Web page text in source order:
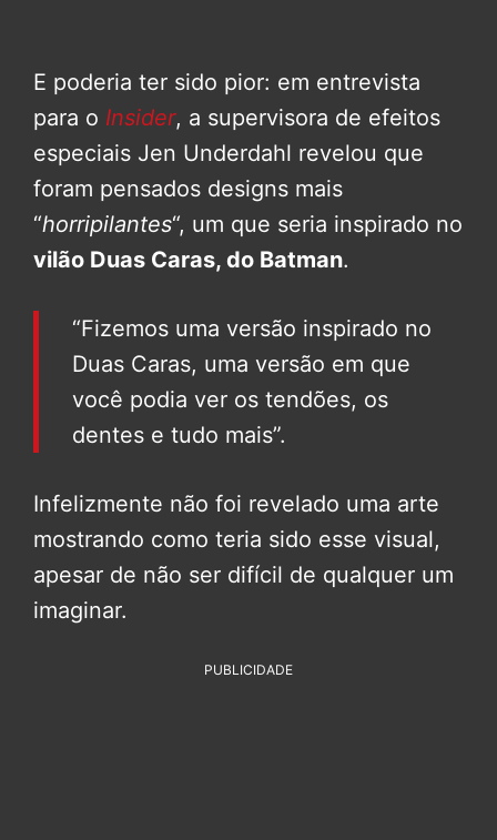
E poderia ter sido pior: em entrevista
para o Insider, a supervisora de efeitos
especiais Jen Underdahl revelou que
foram pensados designs mais
“horripilantes“, um que seria inspirado no
vilão Duas Caras, do Batman.
“Fizemos uma versão inspirado no
Duas Caras, uma versão em que
você podia ver os tendões, os
dentes e tudo mais”.
Infelizmente não foi revelado uma arte
mostrando como teria sido esse visual,
apesar de não ser difícil de qualquer um
imaginar.
PUBLICIDADE